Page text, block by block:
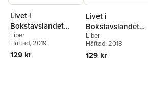
Livet i
Bokstavslandet
Handstilsbok åk 3
Liber
Häftad, 2019
129 kr
Livet i
Bokstavslandet
Bokstavsbok åk 1
Liber
Häftad, 2018
129 kr